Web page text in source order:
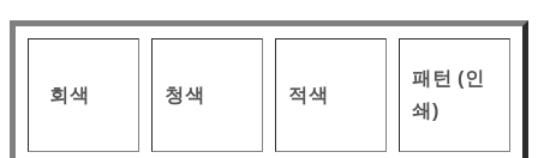
회색 청색 적색
패턴 (인
쇄)